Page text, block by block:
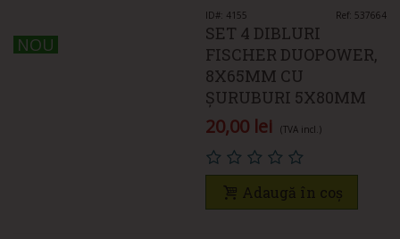
NOU
NOU
ID#: 4155 Ref: 537664
SET 4 DIBLURI
FISCHER DUOPOWER,
8X65MM CU
ȘURUBURI 5X80MM
20,00 lei (TVA incl.)
Adaugă în coș